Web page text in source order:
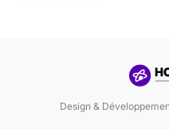
Design &